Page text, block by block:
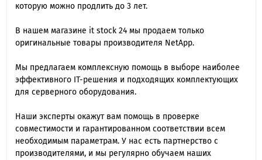
которую можно продлить до 3 лет.
В нашем магазине it stock 24 мы продаем только
оригинальные товары производителя NetApp.
Мы предлагаем комплексную помощь в выборе наиболее
эффективного IT-решения и подходящих комплектующих
для серверного оборудования.
Наши эксперты окажут вам помощь в проверке
совместимости и гарантированном соответствии всем
необходимым параметрам. У нас есть партнерство с
производителями, и мы регулярно обучаем наших